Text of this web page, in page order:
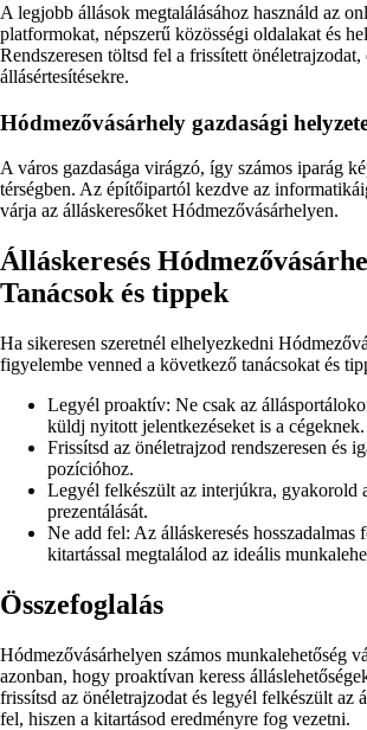
A legjobb állások megtalálásához használd az
platformokat, népszerű közösségi oldalakat és
Rendszeresen töltsd fel a frissített
állásértesítésekre.
Hódmezővásárhely gazdasági
A város gazdasága virágzó, így számos iparág
térségben. Az építőipartól kezdve az
várja az álláskeresőket Hódmezővásárhelyen.
Álláskeresés
Tanácsok és tippek
Ha sikeresen szeretnél elhelyezkedni
figyelembe venned a következő tanácsokat és
Legyél proaktív: Ne csak az
küldj nyitott jelentkezéseket is a cégeknek.
Frissítsd az önéletrajzod rendszeresen és
pozícióhoz.
Legyél felkészült az interjúkra, gyakorold
prezentálását.
Ne add fel: Az álláskeresés hosszadalmas
kitartással megtalálod az ideális
Összefoglalás
Hódmezővásárhelyen számos munkalehetőség
azonban, hogy proaktívan keress
frissítsd az önéletrajzodat és legyél felkészült az
fel, hiszen a kitartásod eredményre fog vezetni.